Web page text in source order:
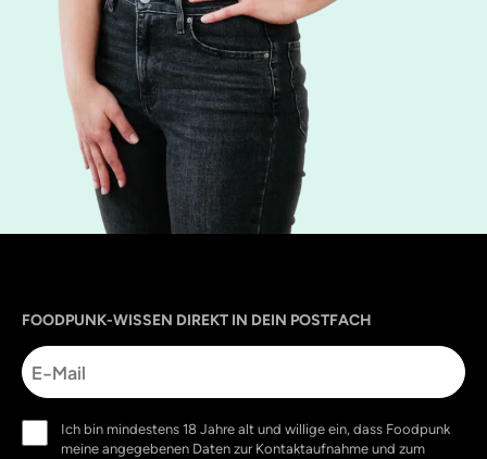
FOODPUNK-WISSEN DIREKT IN DEIN POSTFACH
E-
Mail
(erforderlich)
Ich bin mindestens 18 Jahre alt und willige ein, dass Foodpunk
meine angegebenen Daten zur Kontaktaufnahme und zum